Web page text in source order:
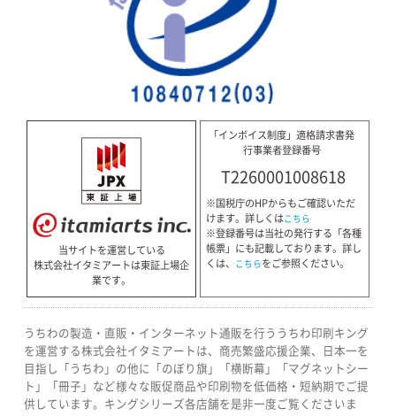
当サイトを運営している
株式会社イタミアートは東証上場企
業です。
「インボイス制度」適格請求書発
行事業者登録番号
T2260001008618
※国税庁のHPからもご確認いただ
けます。詳しくはこちら
※登録番号は当社の発行する「各種
帳票」にも記載しております。詳し
くは、 こちらをご参照ください。
うちわの製造・直販・インターネット通販を行ううちわ印刷キング
を運営する株式会社イタミアートは、商売繁盛応援企業、日本一を
目指し「うちわ」の他に「のぼり旗」「横断幕」「マグネットシー
ト」「冊子」など様々な販促商品や印刷物を低価格・短納期でご提
供しています。キングシリーズ各店舗を是非一度ご覧くださいま